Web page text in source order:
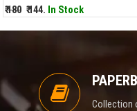
₹ 180 ₹ 144. In Stock
Collection